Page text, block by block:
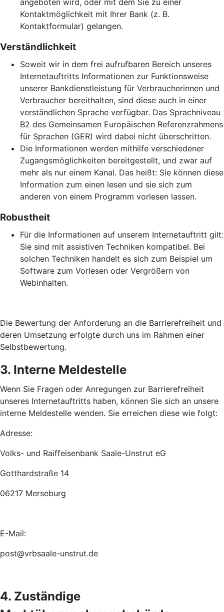
angeboten wird, oder mit dem Sie zu einer
Kontaktmöglichkeit mit Ihrer Bank (z. B.
Kontaktformular) gelangen.
Verständlichkeit
Soweit wir in dem frei aufrufbaren Bereich unseres
Internetauftritts Informationen zur Funktionsweise
unserer Bankdienstleistung für Verbraucherinnen und
Verbraucher bereithalten, sind diese auch in einer
verständlichen Sprache verfügbar. Das Sprachniveau
B2 des Gemeinsamen Europäischen Referenzrahmens
für Sprachen (GER) wird dabei nicht überschritten.
Die Informationen werden mithilfe verschiedener
Zugangsmöglichkeiten bereitgestellt, und zwar auf
mehr als nur einem Kanal. Das heißt: Sie können diese
Information zum einen lesen und sie sich zum
anderen von einem Programm vorlesen lassen.
Robustheit
Für die Informationen auf unserem Internetauftritt gilt:
Sie sind mit assistiven Techniken kompatibel. Bei
solchen Techniken handelt es sich zum Beispiel um
Software zum Vorlesen oder Vergrößern von
Webinhalten.
Die Bewertung der Anforderung an die Barrierefreiheit und
deren Umsetzung erfolgte durch uns im Rahmen einer
Selbstbewertung.
3. Interne Meldestelle
Wenn Sie Fragen oder Anregungen zur Barrierefreiheit
unseres Internetauftritts haben, können Sie sich an unsere
interne Meldestelle wenden. Sie erreichen diese wie folgt:
Adresse:
Volks- und Raiffeisenbank Saale-Unstrut eG
Gotthardstraße 14
06217 Merseburg
E-Mail:
post@vrbsaale-unstrut.de
4. Zuständige